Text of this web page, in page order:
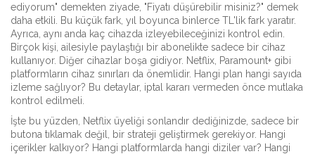
ediyorum" demekten ziyade, "Fiyatı düşürebilir misiniz?" demek
daha etkili
Bu küçük fark, yıl boyunca binlerce TL'lik fark yaratır.
Ayrıca, aynı anda kaç cihazda izleyebileceğinizi kontrol edin.
Birçok kişi, ailesiyle paylaştığı bir abonelikte sadece bir cihaz
kullanıyor. Diğer cihazlar boşa gidiyor. Netflix, Paramount+ gibi
platformların cihaz sınırları da önemlidir. Hangi plan hangi sayıda
izleme sağlıyor? Bu detaylar, iptal kararı vermeden önce mutlaka
kontrol edilmeli.
İşte bu yüzden, Netflix üyeliği sonlandır dediğinizde, sadece bir
butona tıklamak değil, bir strateji geliştirmek gerekiyor. Hangi
içerikler kalkıyor? Hangi platformlarda hangi diziler var? Hangi